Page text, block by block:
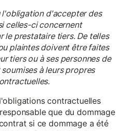
d'accepter des
celles-ci concernent
le prestataire tiers. De telles
plaintes doivent être faites
tiers ou à ses personnes de
à leurs propres
contractuelles
que du dommage
si ce dommage a été